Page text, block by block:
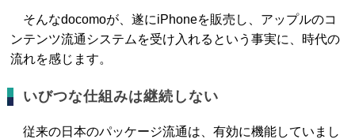
そんなdocomoが、遂にiPhoneを販売し、アップルのコ
ンテンツ流通システムを受け入れるという事実に、時代の
流れを感じます。
いびつな仕組みは継続しない
従来の日本のパッケージ流通は、有効に機能していまし